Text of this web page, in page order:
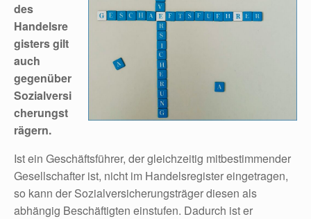
des
Handelsre
gisters gilt
auch
gegenüber
Sozialversi
cherungst
rägern.
Ist ein Geschäftsführer, der gleichzeitig mitbestimmender
Gesellschafter ist, nicht im Handelsregister eingetragen,
so kann der Sozialversicherungsträger diesen als
abhängig Beschäftigten einstufen. Dadurch ist er